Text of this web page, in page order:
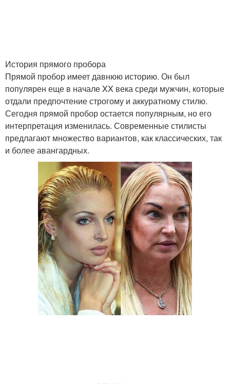
История прямого пробора
Прямой пробор имеет давнюю историю. Он был
популярен еще в начале XX века среди мужчин, которые
отдали предпочтение строгому и аккуратному стилю.
Сегодня прямой пробор остается популярным, но его
интерпретация изменилась. Современные стилисты
предлагают множество вариантов, как классических, так
и более авангардных.